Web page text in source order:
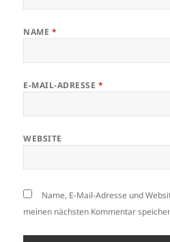
NAME *
E-MAIL-ADRESSE *
WEBSITE
Name, E-Mail-Adresse und
meinen nächsten Kommentar